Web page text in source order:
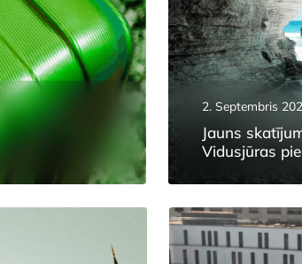
2. Septembris
Jauns
Vidusjūras